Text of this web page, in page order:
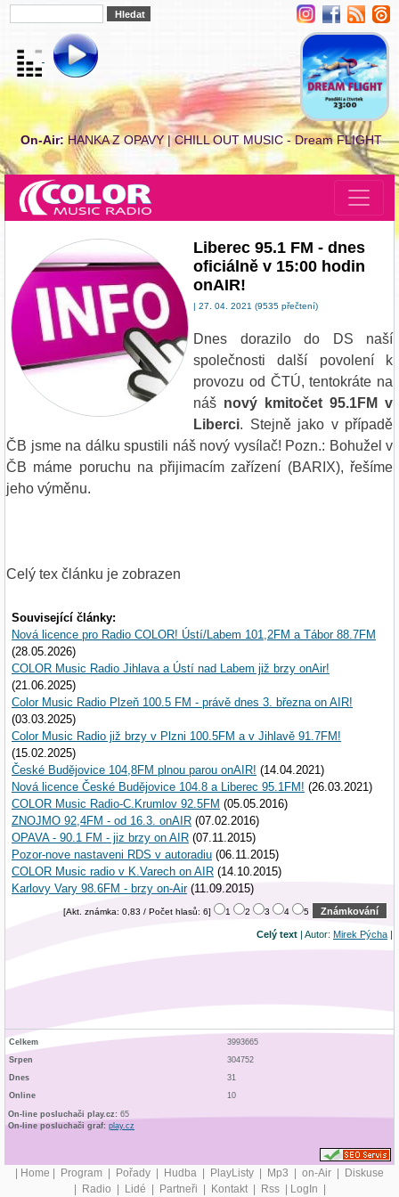
On-Air: HANKA Z OPAVY | CHILL OUT MUSIC - Dream FLIGHT
Liberec 95.1 FM - dnes
oficiálně v 15:00 hodin
onAIR!
| 27. 04. 2021 (9535 přečtení)
Dnes dorazilo do DS naší
společnosti další povolení k
provozu od ČTÚ, tentokráte na
náš nový kmitočet 95.1FM v
Liberci. Stejně jako v případě
ČB jsme na dálku spustili náš nový vysílač! Pozn.: Bohužel v
ČB máme poruchu na přijimacím zařízení (BARIX), řešíme
jeho výměnu.
Celý tex článku je zobrazen
Související články:
Nová licence pro Radio COLOR! Ústí/Labem 101,2FM a Tábor 88.7FM
(28.05.2026)
COLOR Music Radio Jihlava a Ústí nad Labem již brzy onAir!
(21.06.2025)
Color Music Radio Plzeň 100.5 FM - právě dnes 3. března on AIR!
(03.03.2025)
Color Music Radio již brzy v Plzni 100.5FM a v Jihlavě 91.7FM!
(15.02.2025)
České Budějovice 104,8FM plnou parou onAIR! (14.04.2021)
Nová licence České Budějovice 104.8 a Liberec 95.1FM! (26.03.2021)
COLOR Music Radio-C.Krumlov 92.5FM (05.05.2016)
ZNOJMO 92,4FM - od 16.3. onAIR (07.02.2016)
OPAVA - 90.1 FM - jiz brzy on AIR (07.11.2015)
Pozor-nove nastaveni RDS v autoradiu (06.11.2015)
COLOR Music radio v K.Varech on AIR (14.10.2015)
Karlovy Vary 98.6FM - brzy on-Air(11.09.2015)
[Akt. známka: 0,83 / Počet hlasů: 6] 1 2 3 4 5
Celý text | Autor: Mirek Pýcha |
Celkem
3993665
Srpen
304752
Dnes
31
Online
10
On-line posluchači play.cz: 65
On-line posluchači graf: play.cz
| Home | Program | Pořady | Hudba | PlayListy | Mp3 | on-Air | Diskuse
| Radio | Lidé | Partneři | Kontakt | Rss | LogIn |